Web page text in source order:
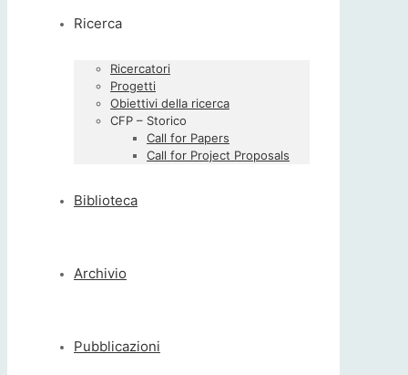
Ricerca
Ricercatori
Progetti
Obiettivi della ricerca
CFP – Storico
Call for Papers
Call for Project Proposals
Biblioteca
Archivio
Pubblicazioni